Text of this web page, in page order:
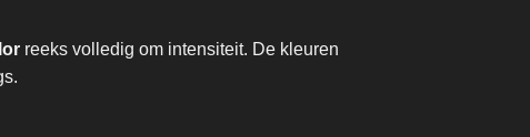
reeks volledig om intensiteit. De kleuren